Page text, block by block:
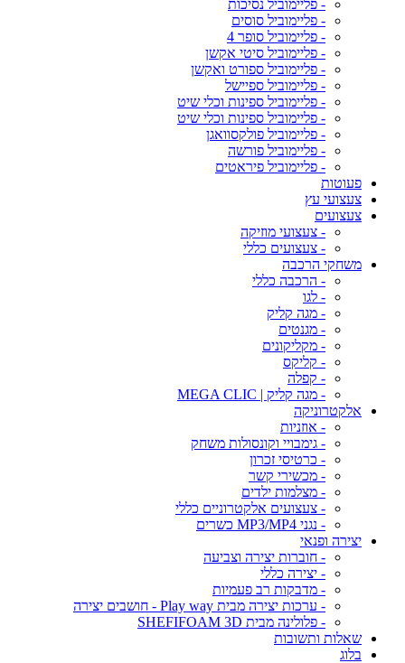
- פליימוביל נסיכות
- פליימוביל סוסים
- פליימוביל סופר 4
- פליימוביל סיטי אקשן
- פליימוביל ספורט ואקשן
- פליימוביל ספיישל
- פליימוביל ספינות וכלי שיט
- פליימוביל ספינות וכלי שיט
- פליימוביל פולקסוואגן
- פליימוביל פורשה
- פליימוביל פיראטים
פעוטות
צעצועי עץ
צעצועים
- צעצועי מוזיקה
- צעצועים כללי
משחקי הרכבה
- הרכבה כללי
- לגו
- מגה קליק
- מגנטים
- מקליקונים
- קליקס
- קפלה
- מגה קליק | MEGA CLIC
אלקטרוניקה
- אוזניות
- גימבויי וקונסולות משחק
- כרטיסי זכרון
- מכשירי קשר
- מצלמות ילדים
- צעצועים אלקטרוניים כללי
- נגני MP3/MP4 כשרים
יצירה ופנאי
- חוברות יצירה וצביעה
- יצירה כללי
- מדבקות רב פעמיות
- ערכות יצירה מבית Play way - חושבים יצירה
- פלולינה מבית SHEFIFOAM 3D
שאלות ותשובות
בלוג